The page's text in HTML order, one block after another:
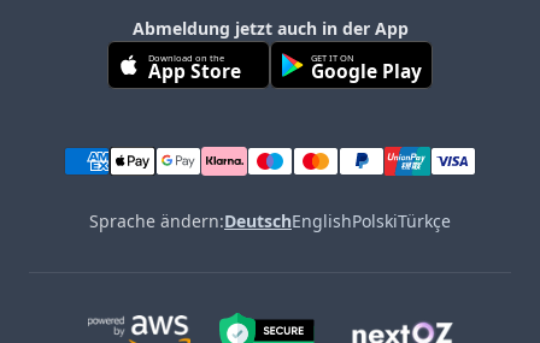
Abmeldung jetzt auch in der App
Download on the
App Store GET IT ON
Google Play
Sprache ändern:DeutschEnglishPolskiTürkçe